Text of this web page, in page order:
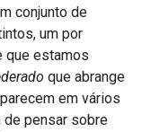
conjunto de
um por
que estamos
que abrange
em vários
de pensar sobre